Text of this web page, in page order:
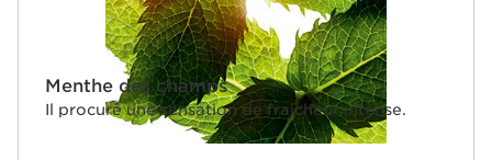
Menthe des champs
Il procure une sensation de fraicheur intense.